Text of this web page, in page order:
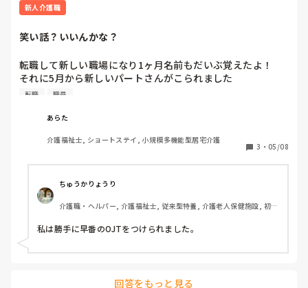
新人介護職
笑い話？いいんかな？
転職して新しい職場になり1ヶ月名前もだいぶ覚えたよ！
それに5月から新しいパートさんがこられました
話を聞くと妹の同級生！びっくり！
ーぺーよ？他に施設長（一般の職員に混じって介護する）や
いいの？
転職 職員
あらた
介護福祉士, ショートステイ, 小規模多機能型居宅介護
3 ・ 05/08
ちゅうかりょうり
介護職・ヘルパー, 介護福祉士, 従来型特養, 介護老人保健施設, 初任
私は勝手に早番のOJTをつけられました。
回答をもっと見る